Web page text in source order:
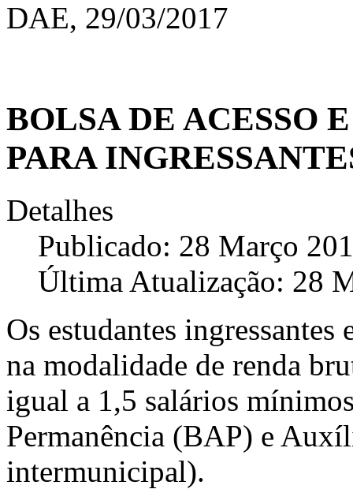
DAE, 29/03/2017
BOLSA DE ACESSO
PARA
Detalhes
Publicado: 28 Março
Última Atualização: 28
Os estudantes
na modalidade de renda
igual a 1,5 salários
Permanência (BAP) e
intermunicipal).